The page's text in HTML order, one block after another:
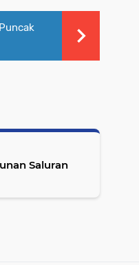
Saluran